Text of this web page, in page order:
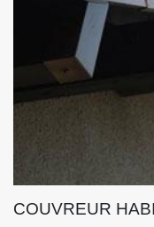
COUVREUR